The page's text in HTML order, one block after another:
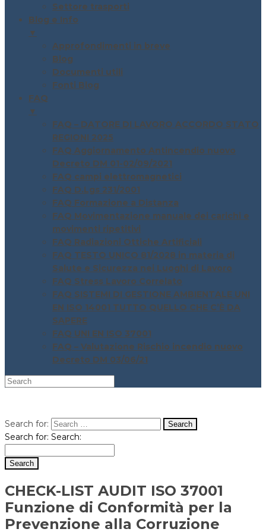
Settore trasporti
Blog e Info
▼
Approfondimenti in breve
Blog
Documenti utili
Fonti Blog
FAQ
▼
FAQ – DATORE DI LAVORO ACCORDO STATO
REGIONI 2025
FAQ Aggiornamento Antincendio nuovo
Decreto DM 01-02/09/2021
FAQ campi elettromagnetici
FAQ D.Lgs 231/2001
FAQ Formazione a Distanza
FAQ Movimentazione manuale dei carichi e
movimenti ripetitivi
FAQ Radiazioni Ottiche Artificiali
FAQ TESTO UNICO 81/2028 in materia di
Salute e Sicurezza nei Luoghi di Lavoro
FAQ Stress Lavoro Correlato
FAQ SISTEMI DI GESTIONE AMBIENTALE UNI
EN ISO 14001 TUTTO QUELLO CHE C’È DA
SAPERE
FAQ UNI EN ISO 37001
FAQ – Valutazione Rischio incendio nuovo
Decreto DM 03/06/21
Search for:
Search for: Search:
CHECK-LIST AUDIT ISO 37001
Funzione di Conformità per la
Prevenzione alla Corruzione